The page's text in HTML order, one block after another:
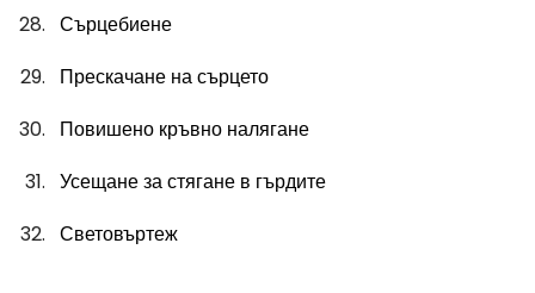
Сърцебиене
Прескачане на сърцето
Повишено кръвно налягане
Усещане за стягане в гърдите
Световъртеж